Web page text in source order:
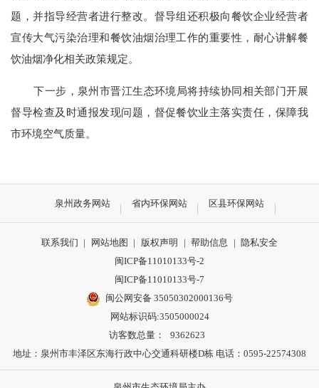
题，并指导经营者进行整改。督导组还积极向餐饮企业经营者
宣传大气污染治理和餐饮油烟治理工作的重要性，耐心讲解餐
饮油烟净化相关政策规定。
下一步，泉州市晋江生态环境局将持续协同相关部门开展
督导检查及时通报发现问题，督促餐饮业主落实责任，保障我
市环境空气质量。
泉州政务网站 省内环保网站 区县环保网站
联系我们 | 网站地图 | 版权声明 | 帮助信息 | 隐私安全
闽ICP备11010133号-2
闽ICP备11010133号-7
闽公网安备 35050302000136号
网站标识码:3505000024
访客数总量：
9362623
地址：泉州市丰泽区东海行政中心交通科研楼D栋 电话：0595-22574308